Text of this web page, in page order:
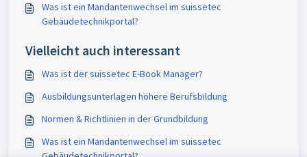
Was ist ein Mandantenwechsel im suissetec
Gebäudetechnikportal?
Vielleicht auch interessant
Was ist der suissetec E-Book Manager?
Ausbildungsunterlagen höhere Berufsbildung
Normen & Richtlinien in der Grundbildung
Was ist ein Mandantenwechsel im suissetec